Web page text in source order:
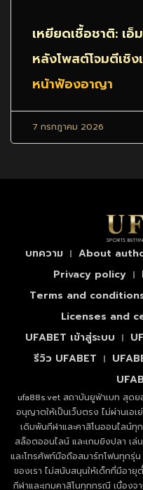
เหยียดเชื้อชาติ: เอ็
หลังโพสต์โจมตีเชิ
หน้าฟ้องอาญา
7 กรกฎาคม 2026
บทความ About
Privacy policy
Terms and
Licenses and
UFABET เข้าสู่ระบบ
รีวิว UFABET
ufa88s.vet สถาบันยูฟ่าเบท สุด
อนุญาตให้เป็นเว็บตรง ไม่ผ่านเอ
เดิมพันกีฬาและคาสิโนออนไลน์ทุ
สล็อตออนไลน์ และเกมยิงปลา เล่
และโทรศัพท์มือถือสมาร์ทโฟนทุกรุ่น
ของเรา ไม่สนับสนุนให้เด็กที่มีอา
กีฬาและเกมคาสิโนทุกกรณี เนื่องจ